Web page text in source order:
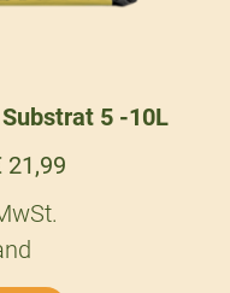
5 -10L
21,99